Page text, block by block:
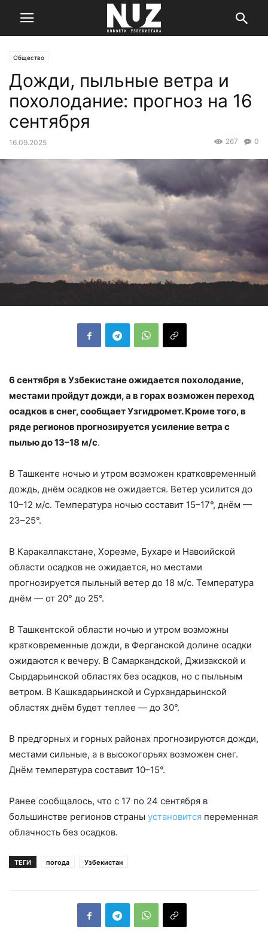
Общество
Дожди, пыльные ветра и
похолодание: прогноз на 16
сентября
16.09.2025 0
267
6 сентября в Узбекистане ожидается похолодание,
местами пройдут дожди, а в горах возможен переход
осадков в снег, сообщает Узгидромет. Кроме того, в
ряде регионов прогнозируется усиление ветра с
пылью до 13–18 м/с.
В Ташкенте ночью и утром возможен кратковременный
дождь, днём осадков не ожидается. Ветер усилится до
10–12 м/с. Температура ночью составит 15–17°, днём —
23–25°.
В Каракалпакстане, Хорезме, Бухаре и Навоийской
области осадков не ожидается, но местами
прогнозируется пыльный ветер до 18 м/с. Температура
днём — от 20° до 25°.
В Ташкентской области ночью и утром возможны
кратковременные дожди, в Ферганской долине осадки
ожидаются к вечеру. В Самаркандской, Джизакской и
Сырдарьинской областях без осадков, но с пыльным
ветром. В Кашкадарьинской и Сурхандарьинской
областях днём будет теплее — до 30°.
В предгорных и горных районах прогнозируются дожди,
местами сильные, а в высокогорьях возможен снег.
Днём температура составит 10–15°.
Ранее сообщалось, что с 17 по 24 сентября в
большинстве регионов страны установится переменная
облачность без осадков.
ТЕГИ погода Узбекистан